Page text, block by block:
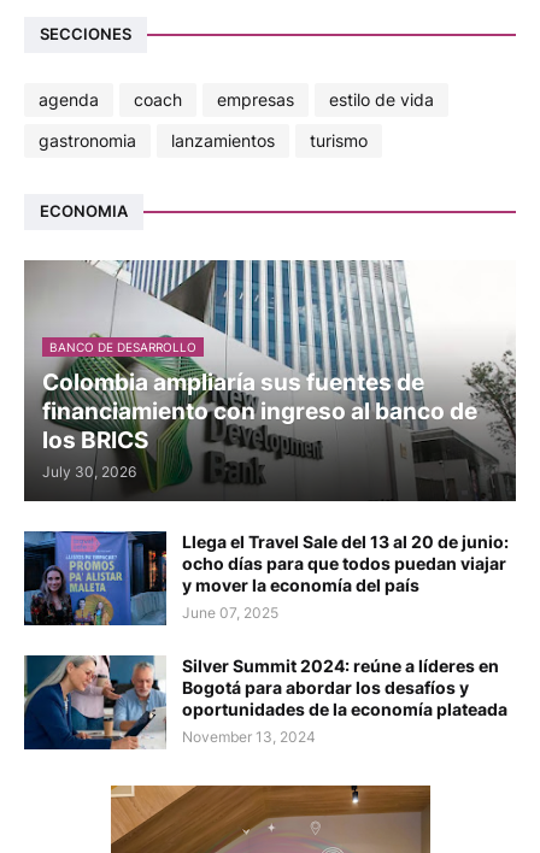
SECCIONES
agenda coach empresas
estilo de vida
gastronomia
lanzamientos turismo
ECONOMIA
BANCO DE DESARROLLO
Colombia ampliaría sus fuentes de
financiamiento con ingreso al banco de
los BRICS
July 30, 2026
Llega el Travel Sale del 13 al 20 de junio:
ocho días para que todos puedan viajar
y mover la economía del país
June 07, 2025
Silver Summit 2024: reúne a líderes en
Bogotá para abordar los desafíos y
oportunidades de la economía plateada
November 13, 2024